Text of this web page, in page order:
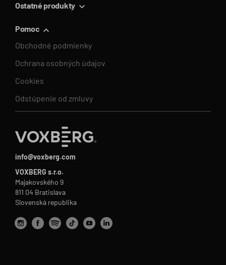
info@voxberg.com
VOXBERG s.r.o.
Majakovského 9
811 04 Bratislava
Slovenská republika
Ostatné produkty
Pomoc
Obchodné podmienky
Ochrana osobných údajov
Cookies
Odstúpenie od zmluvy